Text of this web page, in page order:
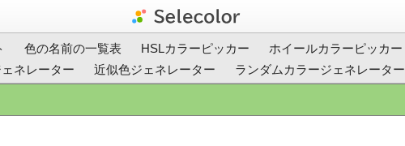
色の名前の一覧表 HSLカラーピッカー ホイールカラーピッカー
ネレーター
近似色ジェネレーター ランダムカラージェネレーター